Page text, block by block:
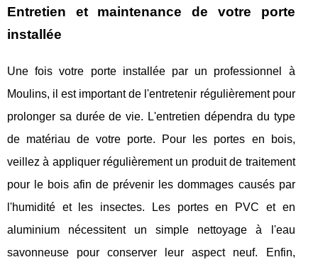
Entretien et maintenance de votre porte
installée
Une fois votre porte installée par un professionnel à
Moulins, il est important de l'entretenir régulièrement pour
prolonger sa durée de vie. L'entretien dépendra du type
de matériau de votre porte. Pour les portes en bois,
veillez à appliquer régulièrement un produit de traitement
pour le bois afin de prévenir les dommages causés par
l'humidité et les insectes. Les portes en PVC et en
aluminium nécessitent un simple nettoyage à l'eau
savonneuse pour conserver leur aspect neuf. Enfin,